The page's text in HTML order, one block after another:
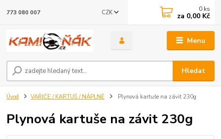
Menu
CZK
Hledat
773 080 007 0 ks
za 0,00 Kč
Úvod VAŘIČE / KARTUŠ / NÁPLNĚ Plynová kartuše na závit 230g
Plynová kartuše na závit 230g